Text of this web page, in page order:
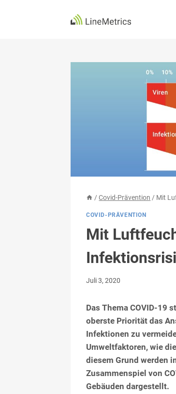
/ Covid-Prävention / Mit
COVID-PRÄVENTION
Mit
Juli 3, 2020
Das Thema COVID-19
oberste Priorität das
Infektionen zu
Umweltfaktoren, wie
diesem Grund werden
Zusammenspiel von
Gebäuden dargestellt.